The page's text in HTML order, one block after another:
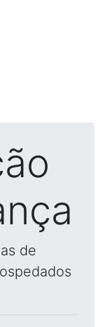
de